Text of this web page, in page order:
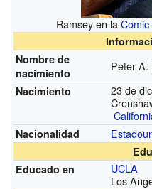
Ramsey en la
Nombre de
nacimiento
Peter A.
Nacimiento
23 de
Nacionalidad
Educado en
UCLA
Los